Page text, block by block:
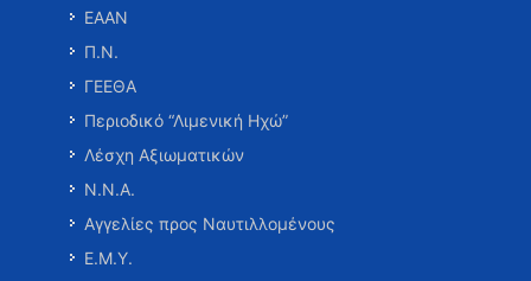
ΕΑΑΝ
Π.Ν.
ΓΕΕΘΑ
Περιοδικό “Λιμενική Ηχώ”
Λέσχη Αξιωματικών
Ν.Ν.Α.
Αγγελίες προς Ναυτιλλομένους
Ε.Μ.Υ.